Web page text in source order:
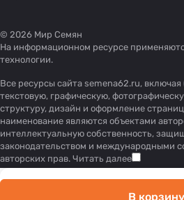
© 2026 Мир Семян
На информационном ресурсе
технологии.
Все ресурсы сайта semena62.ru, включая
текстовую, графическую,
структуру, дизайн и оформление
наименование являются объектами
интеллектуальную собственность,
законодательством и международными
авторских прав. Читать далее
В корзину